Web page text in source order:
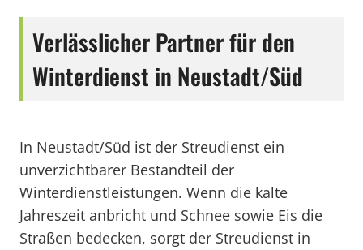
Verlässlicher Partner für den
Winterdienst in Neustadt/Süd
In Neustadt/Süd ist der Streudienst ein
unverzichtbarer Bestandteil der
Winterdienstleistungen. Wenn die kalte
Jahreszeit anbricht und Schnee sowie Eis die
Straßen bedecken, sorgt der Streudienst in